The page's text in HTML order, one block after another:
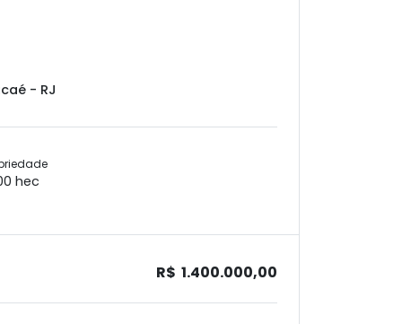
- RJ
hec
R$ 1.400.000,00